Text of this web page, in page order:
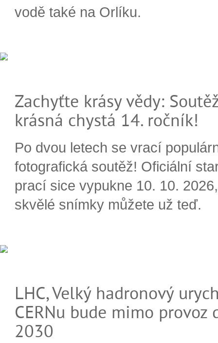
vodě také na Orlíku.
Zachyťte krásy vědy:
krásná chystá 14. ročník!
Po dvou letech se vrací
fotografická soutěž! Oficiální
prací sice vypukne 10. 10.
skvělé snímky můžete už teď.
LHC, Velký hadronový
CERNu bude mimo provoz
2030